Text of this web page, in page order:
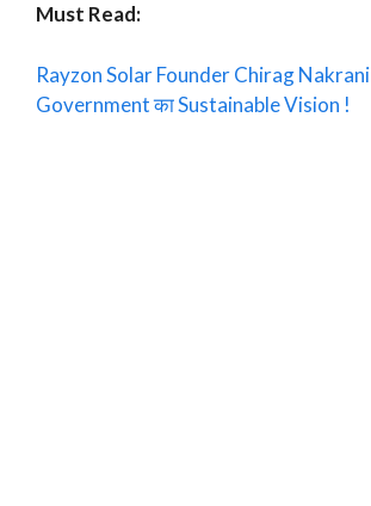
Must Read:
Rayzon Solar Founder Chirag Nakrani
Government का Sustainable Vision !